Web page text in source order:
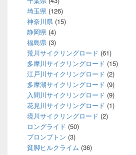
埼玉県 (126)
神奈川県 (15)
静岡県 (4)
福島県 (3)
荒川サイクリングロード (61)
多摩川サイクリングロード (15)
江戸川サイクリングロード (2)
多摩湖サイクリングロード (9)
入間川サイクリングロード (9)
花見川サイクリングロード (1)
境川サイクリングロード (2)
ロングライド (50)
ブロンプトン (3)
貧脚ヒルクライム (36)